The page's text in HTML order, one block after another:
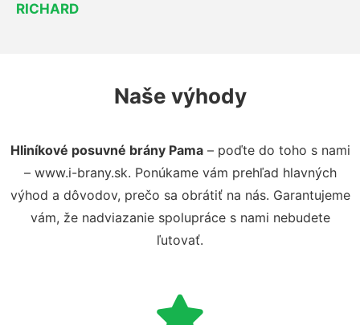
RICHARD
Naše výhody
Hliníkové posuvné brány Pama– poďte do toho s nami
– www.i-brany.sk. Ponúkame vám prehľad hlavných
výhod a dôvodov, prečo sa obrátiť na nás. Garantujeme
vám, že nadviazanie spolupráce s nami nebudete
ľutovať.